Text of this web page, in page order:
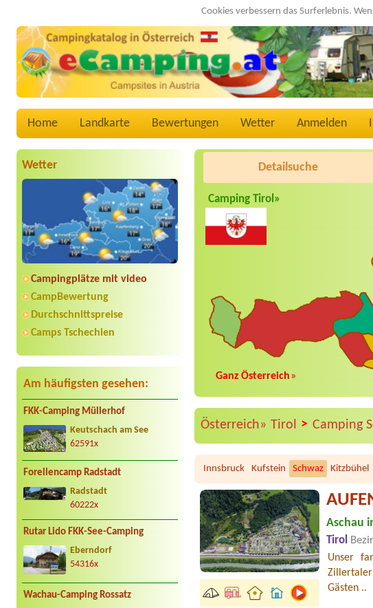
Cookies verbessern das Surferlebnis.
Home Landkarte Bewertungen Wetter Anmelden
Wetter
Campingplätze mit video
CampBewertung
Durchschnittspreise
Camps Tschechien
Am häufigsten gesehen:
FKK-Camping Müllerhof
Keutschach am See
62591x
Forellencamp Radstadt
Radstadt
60222x
Rutar Lido FKK-See-Camping
Eberndorf
54316x
Wachau-Camping Rossatz
Detailsuche
Camping Tirol»
Ganz Österreich »
Österreich» Tirol > Camping
Innsbruck Kufstein Schwaz Kitzbühel
Aschau
Tirol
Unser
Zillertaler
Gästen ..